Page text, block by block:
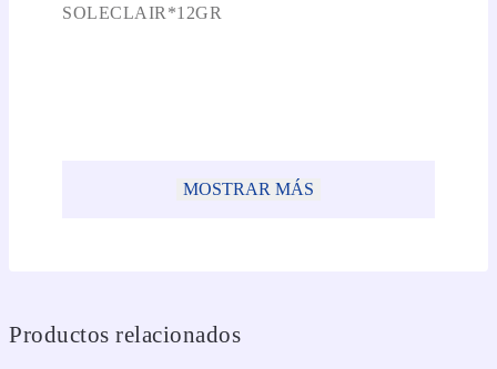
SOLECLAIR*12GR
MOSTRAR MÁS
Productos relacionados